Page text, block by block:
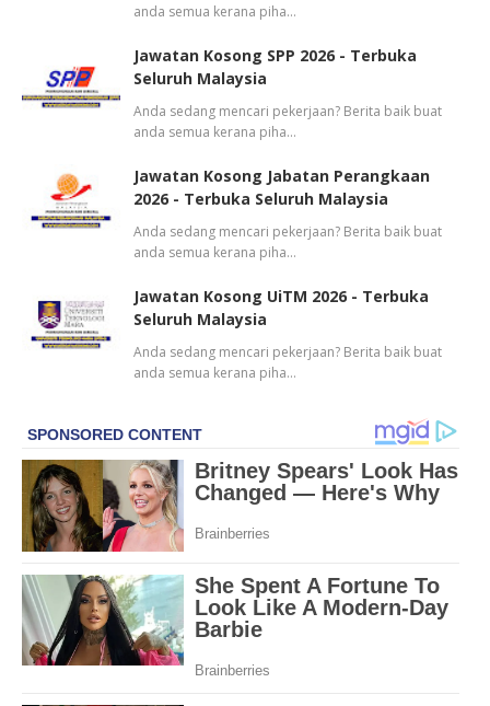
anda semua kerana piha…
Jawatan Kosong SPP 2026 - Terbuka
Seluruh Malaysia
Anda sedang mencari pekerjaan? Berita baik buat
anda semua kerana piha…
Jawatan Kosong Jabatan Perangkaan
2026 - Terbuka Seluruh Malaysia
Anda sedang mencari pekerjaan? Berita baik buat
anda semua kerana piha…
Jawatan Kosong UiTM 2026 - Terbuka
Seluruh Malaysia
Anda sedang mencari pekerjaan? Berita baik buat
anda semua kerana piha…